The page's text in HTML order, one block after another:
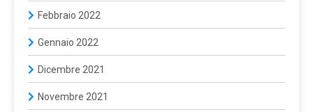
Febbraio 2022
Gennaio 2022
Dicembre 2021
Novembre 2021